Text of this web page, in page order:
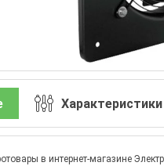
Характеристики
в интернет-магазине